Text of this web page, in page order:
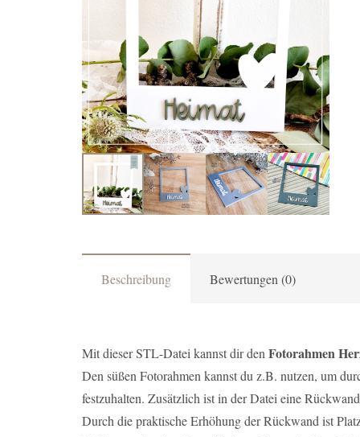
Beschreibung Bewertungen (0)
Mit dieser STL-Datei kannst dir denFotorahmen
Den süßen Fotorahmen kannst du z.B. nutzen, um
festzuhalten. Zusätzlich ist in der Datei eine
Durch die praktische Erhöhung der Rückwand ist